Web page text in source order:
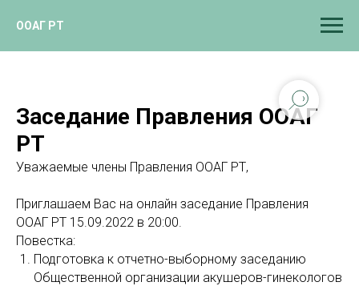
ООАГ РТ
Заседание Правления ООАГ
РТ
Уважаемые члены Правления ООАГ РТ,
Приглашаем Вас на онлайн заседание Правления
ООАГ РТ 15.09.2022 в 20:00.
Повестка:
Подготовка к отчетно-выборному заседанию
Общественной организации акушеров-гинекологов